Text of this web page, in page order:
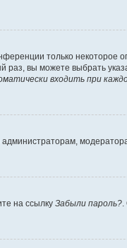
только некоторое
раз, вы можете выбрать
входить при
администраторам,
на ссылку Забыли пароль?